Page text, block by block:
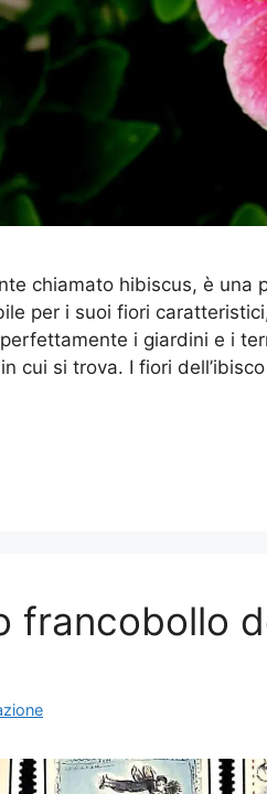
chiamato hibiscus, è una
per i suoi fiori
i giardini e i
cui si trova. I fiori
francobollo